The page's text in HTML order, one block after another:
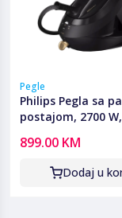
Pegle
Philips Pegla sa
postajom, 2700 W,
899.00 KM
Dodaj u